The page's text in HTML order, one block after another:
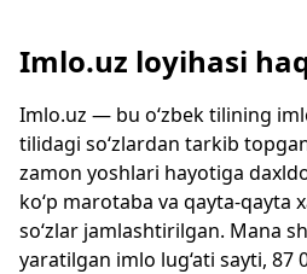
Imlo.uz loyihasi
Imlo.uz — bu o‘zbek tilining
tilidagi so‘zlardan tarkib
zamon yoshlari hayotiga
ko‘p marotaba va qayta-qayta
so‘zlar jamlashtirilgan. Mana
yaratilgan imlo lug‘ati sayti, 87